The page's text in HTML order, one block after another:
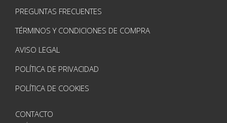
PREGUNTAS FRECUENTES
TÉRMINOS Y CONDICIONES DE COMPRA
AVISO LEGAL
POLÍTICA DE PRIVACIDAD
POLÍTICA DE COOKIES
CONTACTO